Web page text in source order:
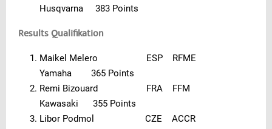
Husqvarna 383 Points
Results Qualifikation
Maikel Melero ESP RFME
Yamaha 365 Points
Remi Bizouard FRA FFM
Kawasaki 355 Points
Libor Podmol CZE ACCR